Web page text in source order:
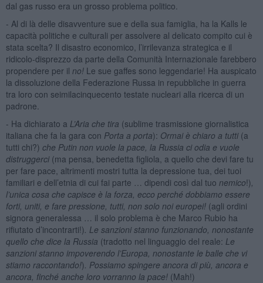
dal gas russo era un grosso problema politico.
- Al di là delle disavventure sue e della sua famiglia, ha la Kalls le
capacità politiche e culturali per assolvere al delicato compito cui è
stata scelta? Il disastro economico, l’irrilevanza strategica e il
ridicolo-disprezzo da parte della Comunità Internazionale farebbero
propendere per il no! Le sue gaffes sono leggendarie! Ha auspicato
la dissoluzione della Federazione Russa in repubbliche in guerra
tra loro con seimilacinquecento testate nucleari alla ricerca di un
padrone.
- Ha dichiarato a L’Aria che tira (sublime trasmissione giornalistica
italiana che fa la gara con Porta a porta): Ormai è chiaro a tutti (a
tutti chi?) che Putin non vuole la pace, la Russia ci odia e vuole
distruggerci(ma pensa, benedetta figliola, a quello che devi fare tu
per fare pace, altrimenti mostri tutta la depressione tua, dei tuoi
familiari e dell’etnia di cui fai parte … dipendi così dal tuo nemico!)
l’unica cosa che capisce è la forza, ecco perché dobbiamo essere
forti, uniti, e fare pressione, tutti, non solo noi europei! (agli ordini
signora generalessa … il solo problema è che Marco Rubio ha
rifiutato d’incontrarti!) . Le sanzioni stanno funzionando, nonostante
quello che dice la Russia (tradotto nel linguaggio del reale: Le
sanzioni stanno impoverendo l’Europa, nonostante le balle che vi
stiamo raccontando!) . Possiamo spingere ancora di più, ancora e
ancora, finché anche loro vorranno la pace! (Mah!)